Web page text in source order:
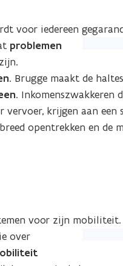
voor iedereen
de
voor
een
problemen
zijn.
. Brugge maakt de
. Inkomenszwakkeren
vervoer, krijgen aan
opentrekken en de
voor zijn mobiliteit.
over